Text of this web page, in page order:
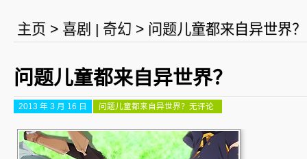
主页 > 喜剧 | 奇幻 > 问题儿童都来自异世界？
问题儿童都来自异世界？
2013 年 3 月 16 日 问题儿童都来自异世界？ 无评论